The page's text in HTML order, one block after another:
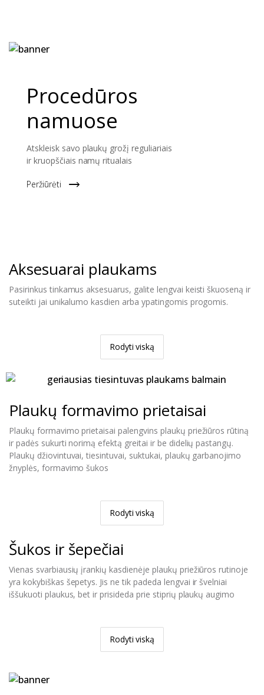
Procedūros
namuose
Atskleisk savo plaukų grožį reguliariais
ir kruopščiais namų ritualais
Peržiūrėti
Aksesuarai plaukams
Pasirinkus tinkamus aksesuarus, galite lengvai keisti škuoseną ir
suteikti jai unikalumo kasdien arba ypatingomis progomis.
Rodyti viską
Plaukų formavimo prietaisai
Plaukų formavimo prietaisai palengvins plaukų priežiūros rūtiną
ir padės sukurti norimą efektą greitai ir be didelių pastangų.
Plaukų džiovintuvai, tiesintuvai, suktukai, plaukų garbanojimo
žnyplės, formavimo šukos
Rodyti viską
Šukos ir šepečiai
Vienas svarbiausių įrankių kasdienėje plaukų priežiūros rutinoje
yra kokybiškas šepetys. Jis ne tik padeda lengvai ir švelniai
iššukuoti plaukus, bet ir prisideda prie stiprių plaukų augimo
Rodyti viską